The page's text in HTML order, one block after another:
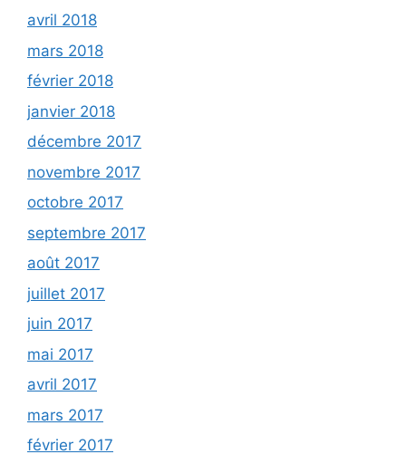
avril 2018
mars 2018
février 2018
janvier 2018
décembre 2017
novembre 2017
octobre 2017
septembre 2017
août 2017
juillet 2017
juin 2017
mai 2017
avril 2017
mars 2017
février 2017